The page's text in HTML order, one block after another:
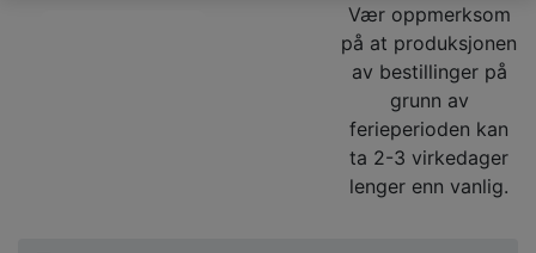
Vær oppmerksom
på at produksjonen
av bestillinger på
grunn av
ferieperioden kan
ta 2-3 virkedager
lenger enn vanlig.